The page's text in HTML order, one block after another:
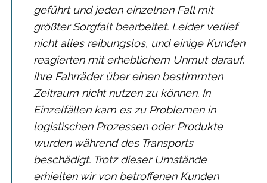
geführt und jeden einzelnen Fall mit
größter Sorgfalt bearbeitet. Leider verlief
nicht alles reibungslos, und einige Kunden
reagierten mit erheblichem Unmut darauf,
ihre Fahrräder über einen bestimmten
Zeitraum nicht nutzen zu können. In
Einzelfällen kam es zu Problemen in
logistischen Prozessen oder Produkte
wurden während des Transports
beschädigt. Trotz dieser Umstände
erhielten wir von betroffenen Kunden